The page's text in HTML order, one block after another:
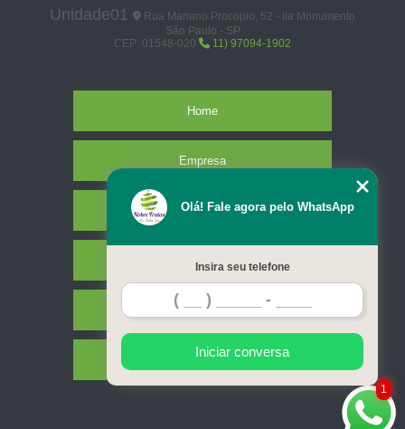
Unidade01
Rua Mariano Procopio, 52 - ila Monumento
São Paulo - SP
CEP: 01548-020
11) 97094-1902
Home
Empresa
Missão
Serviços
Contato
Mapa do site
1
Olá! Fale agora pelo WhatsApp
Insira seu telefone
Iniciar conversa